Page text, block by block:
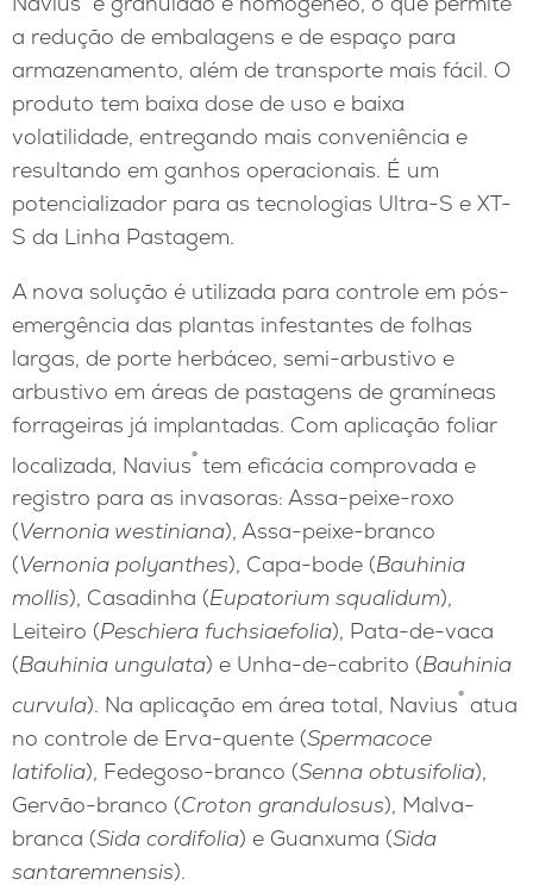
a redução de embalagens e de espaço para
armazenamento, além de transporte mais fácil. O
produto tem baixa dose de uso e baixa
volatilidade, entregando mais conveniência e
resultando em ganhos operacionais. É um
potencializador para as tecnologias Ultra-S e XT-
S da Linha Pastagem.
A nova solução é utilizada para controle em pós-
emergência das plantas infestantes de folhas
largas, de porte herbáceo, semi-arbustivo e
arbustivo em áreas de pastagens de gramíneas
forrageiras já implantadas. Com aplicação foliar
localizada, Navius® tem eficácia comprovada e
registro para as invasoras: Assa-peixe-roxo
(Vernonia westiniana), Assa-peixe-branco
(Vernonia polyanthes), Capa-bode (Bauhinia
mollis), Casadinha (Eupatorium squalidum),
Leiteiro (Peschiera fuchsiaefolia), Pata-de-vaca
(Bauhinia ungulata) e Unha-de-cabrito (Bauhinia
curvula). Na aplicação em área total, Navius® atua
no controle de Erva-quente (Spermacoce
latifolia), Fedegoso-branco (Senna obtusifolia),
Gervão-branco (Croton grandulosus), Malva-
branca (Sida cordifolia) e Guanxuma (Sida
santaremnensis).